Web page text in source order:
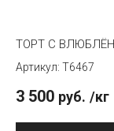
ТОРТ С
T6467
3 500 руб. /кг